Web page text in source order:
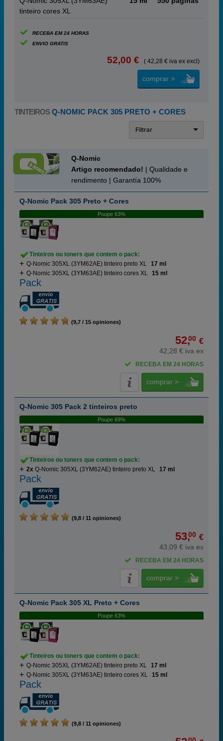
tinteiro cores XL
RECEBA EM 24 HORAS
ENVIO GRATIS
52,00 € ( 42,28 € iva ex excl)
comprar >
TINTEIROS Q-NOMIC PACK 305 PRETO + CORES
Filtrar
Q-Nomic
Artigo recomendado! | Qualidade e
rendimento | Garantía 100%
Q-Nomic Pack 305 Preto + Cores
Poupe 63%
Tinteiros ou toners que contem o pack:
Q-Nomic 305XL (3YM62AE) tinteiro preto XL 17 ml
Q-Nomic 305XL (3YM63AE) tinteiro cores XL 15 ml
Pack
(9,7 / 15 opiniones)
52,00 €
42,28 € iva ex
RECEBA EM 24 HORAS
comprar >
Q-Nomic 305 Pack 2 tinteiros preto
Poupe 69%
Tinteiros ou toners que contem o pack:
2x Q-Nomic 305XL (3YM62AE) tinteiro preto XL 17 ml
Pack
(9,8 / 11 opiniones)
53,00 €
43,09 € iva ex
RECEBA EM 24 HORAS
comprar >
Q-Nomic Pack 305 XL Preto + Cores
Poupe 63%
Tinteiros ou toners que contem o pack:
Q-Nomic 305XL (3YM62AE) tinteiro preto XL 17 ml
Q-Nomic 305XL (3YM63AE) tinteiro cores XL 15 ml
Pack
(9,8 / 11 opiniones)